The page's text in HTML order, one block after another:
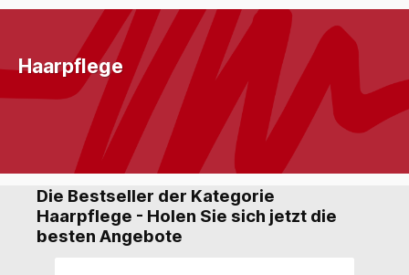
Haarpflege
Die Bestseller der Kategorie
Haarpflege - Holen Sie sich jetzt die
besten Angebote